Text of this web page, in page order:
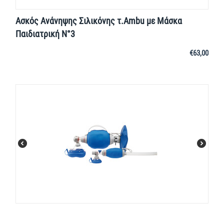
Ασκός Ανάνηψης Σιλικόνης τ.Ambu με Μάσκα
Παιδιατρική Ν°3
€63,00